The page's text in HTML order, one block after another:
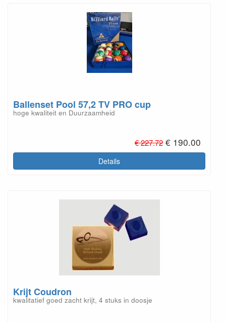
Ballenset Pool 57,2 TV PRO cup
hoge kwaliteit en Duurzaamheid
€ 227.72€ 190.00
Details
Krijt Coudron
kwalitatief goed zacht krijt, 4 stuks in doosje